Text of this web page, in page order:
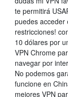
te permitirá
puedes acceder
restricciones!
10 dólares por
VPN Chrome
navegar por
No podemos
funcione en
mejores VPN